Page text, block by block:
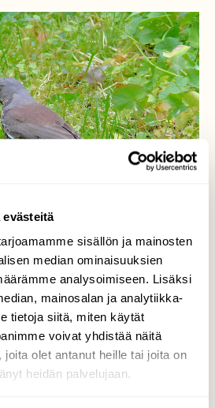
evästeitä
sisällön ja mainosten
median ominaisuuksien
analysoimiseen. Lisäksi
mainosalan ja analytiikka-
tietoja siitä, miten käytät
voivat yhdistää näitä
joita olet antanut heille tai joita on
heidän palvelujaan.
saa madon
Rastaalla on tuomisia